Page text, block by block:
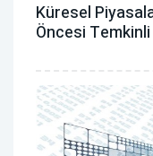
Küresel
Öncesi Temkinli